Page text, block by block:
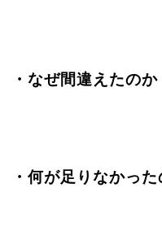
・なぜ間違えたのか
・何が足りなかっ